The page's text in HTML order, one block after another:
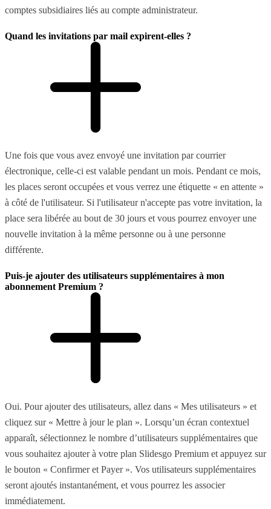
comptes subsidiaires liés au compte administrateur.
Quand les invitations par mail expirent-elles ?
Une fois que vous avez envoyé une invitation par courrier
électronique, celle-ci est valable pendant un mois. Pendant ce mois,
les places seront occupées et vous verrez une étiquette « en attente »
à côté de l'utilisateur. Si l'utilisateur n'accepte pas votre invitation, la
place sera libérée au bout de 30 jours et vous pourrez envoyer une
nouvelle invitation à la même personne ou à une personne
différente.
Puis-je ajouter des utilisateurs supplémentaires à mon
abonnement Premium ?
Oui. Pour ajouter des utilisateurs, allez dans « Mes utilisateurs » et
cliquez sur « Mettre à jour le plan ». Lorsqu’un écran contextuel
apparaît, sélectionnez le nombre d’utilisateurs supplémentaires que
vous souhaitez ajouter à votre plan Slidesgo Premium et appuyez sur
le bouton « Confirmer et Payer ». Vos utilisateurs supplémentaires
seront ajoutés instantanément, et vous pourrez les associer
immédiatement.